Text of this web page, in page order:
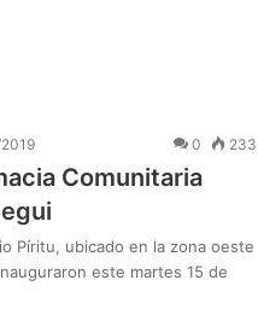
0 233
Comunitaria
Píritu, ubicado en la zona oeste
este martes 15 de